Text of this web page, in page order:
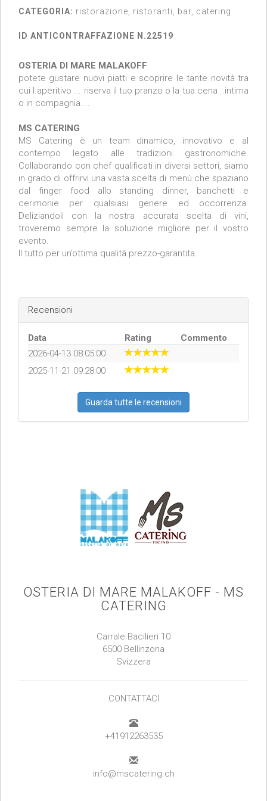
CATEGORIA: ristorazione, ristoranti, bar, catering
ID ANTICONTRAFFAZIONE N.22519
OSTERIA DI MARE MALAKOFF
potete gustare nuovi piatti e scoprire le tante novità tra
cui l.aperitivo ... riserva il tuo pranzo o la tua cena ..intima
o in compagnia....
MS CATERING
MS Catering è un team dinamico, innovativo e al
contempo legato alle tradizioni gastronomiche.
Collaborando con chef qualificati in diversi settori, siamo
in grado di offrirvi una vasta scelta di menù che spaziano
dal finger food allo standing dinner, banchetti e
cerimonie per qualsiasi genere ed occorrenza.
Deliziandoli con la nostra accurata scelta di vini,
troveremo sempre la soluzione migliore per il vostro
evento.
Il tutto per un’ottima qualità prezzo-garantita.
Recensioni
Data Rating
Commento
2026-04-13 08:05:00
2025-11-21 09:28:00
Guarda tutte le recensioni
OSTERIA DI MARE MALAKOFF - MS
CATERING
Carrale Bacilieri 10
6500 Bellinzona
Svizzera
CONTATTACI
+41912263535
info@mscatering.ch